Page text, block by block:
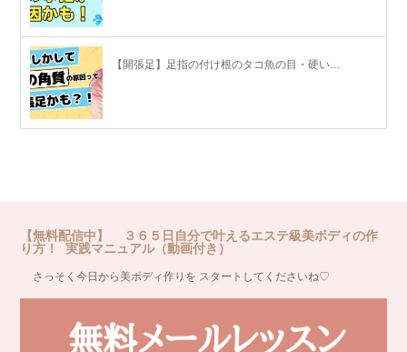
【開張足】足指の付け根のタコ魚の目・硬い…
【無料配信中】 ３６５日自分で叶えるエステ級美ボディの作
り方！ 実践マニュアル（動画付き）
さっそく今日から美ボディ作りを スタートしてくださいね♡